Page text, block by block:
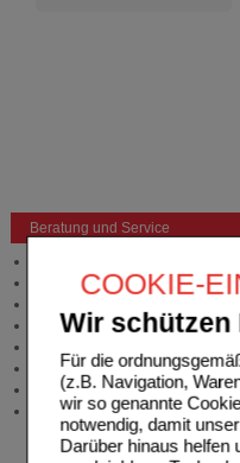
COOKIE-
Wir schützen
Für die
(z.B. Navigation,
wir so genannte
notwendig, damit
Darüber hinaus helfen
Beratung und Service
Produktberatung
Zuzahlungsfreie Arzneien
Newsletter
Neukundenprämie
Stellenangebote